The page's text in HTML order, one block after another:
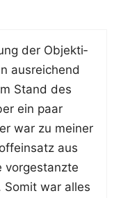
der Objek­ti­
aus­rei­chend
Stand des
ein paar
war zu mei­ner
aus
vor­ge­stanz­te
war alles